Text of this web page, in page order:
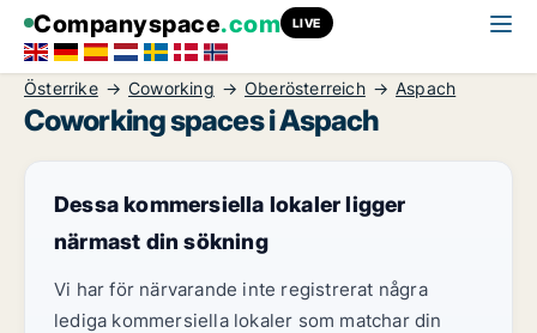
Companyspace.com LIVE
Österrike Coworking Oberösterreich Aspach
Coworking spaces i Aspach
Dessa kommersiella lokaler ligger
närmast din sökning
Vi har för närvarande inte registrerat några
lediga kommersiella lokaler som matchar din